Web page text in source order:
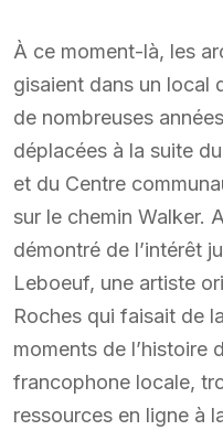
À ce moment-là, les
gisaient dans un local
de nombreuses
déplacées à la suite
et du Centre
sur le chemin Walker.
démontré de l’intérêt
Leboeuf, une artiste
Roches qui faisait de
moments de l’histoire
francophone locale,
ressources en ligne à